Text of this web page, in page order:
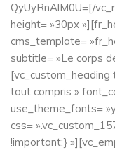
QyUyRnAlM0U=[/
height= »30px
cms_template=
subtitle= »Le corps
tout compris »
use_theme_fonts=
css=
!important;}